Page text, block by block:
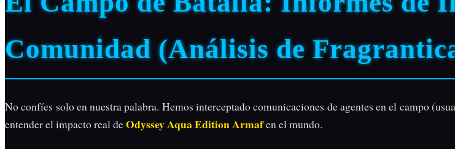
Comunidad (Análisis de
No confíes solo en nuestra palabra. Hemos interceptado comunicaciones de agentes en el campo
entender el impacto real deOdyssey Aqua Edition Armafen el mundo.